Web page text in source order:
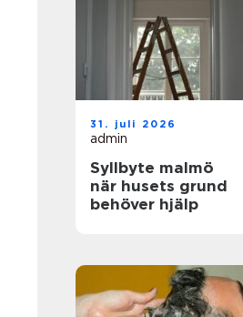
31. juli 2026
admin
Syllbyte malmö
när husets grund
behöver hjälp